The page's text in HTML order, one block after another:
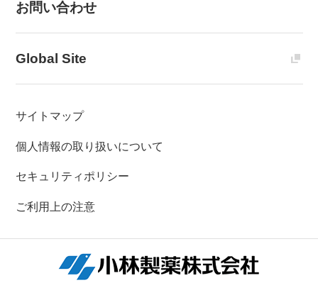
お問い合わせ
Global Site
サイトマップ
個人情報の取り扱いについて
セキュリティポリシー
ご利用上の注意